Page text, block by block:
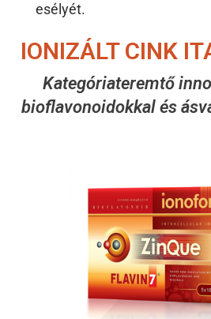
esélyét.
IONIZÁLT CINK
Kategóriateremtő
bioflavonoidokkal és